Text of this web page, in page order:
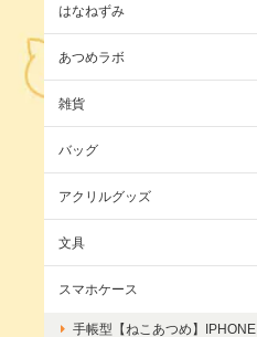
はなねずみ
あつめラボ
雑貨
バッグ
アクリルグッズ
文具
スマホケース
手帳型【ねこあつめ】IPHONE